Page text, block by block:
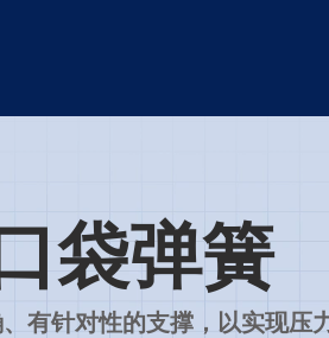
袋弹簧
有针对性的支撑，以实现压